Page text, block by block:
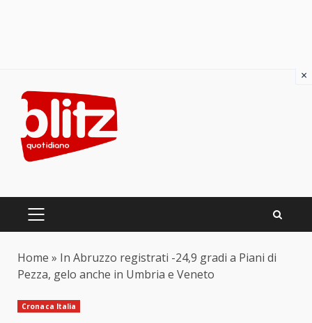
content
PRIMARY
Home » In Abruzzo registrati -24,9 gradi a Piani di
Pezza, gelo anche in Umbria e Veneto
Cronaca Italia
×